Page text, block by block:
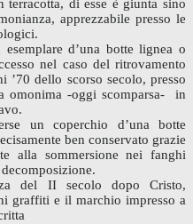
terracotta, di esse è giunta sino
apprezzabile presso le
d’una botte lignea o
nel caso del ritrovamento
dello scorso secolo, presso
omonima -oggi scomparsa- in
un coperchio d’una botte
ben conservato grazie
alla sommersione nei fanghi
del II secolo dopo Cristo,
graffiti e il marchio impresso a